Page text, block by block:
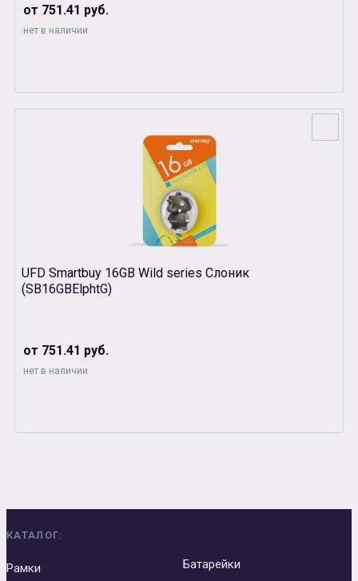
от 751.41 руб.
нет в наличии
UFD Smartbuy 16GB Wild series Слоник
(SB16GBElphtG)
от 751.41 руб.
нет в наличии
КАТАЛОГ:
Рамки
Батарейки